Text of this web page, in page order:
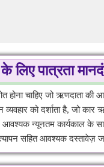
पात्रता
चाहिए जो ऋणदाता की
को दर्शाता है, जो कार
में आवश्यक न्यूनतम कार्यकाल के
सहित आवश्यक दस्तावेज़